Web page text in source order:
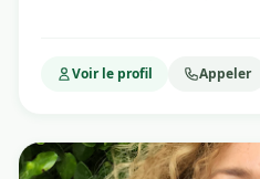
Voir le profil Appeler